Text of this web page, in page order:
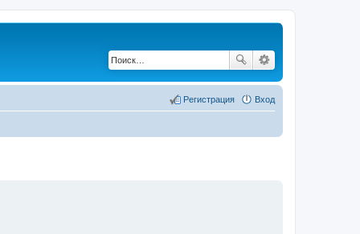
Вход
Регистрация